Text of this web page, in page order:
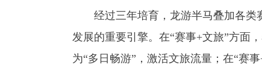
经过三年培育，龙游半马叠加各类
发展的重要引擎。在“赛事+文旅”方面
为“多日畅游”，激活文旅流量；在“赛